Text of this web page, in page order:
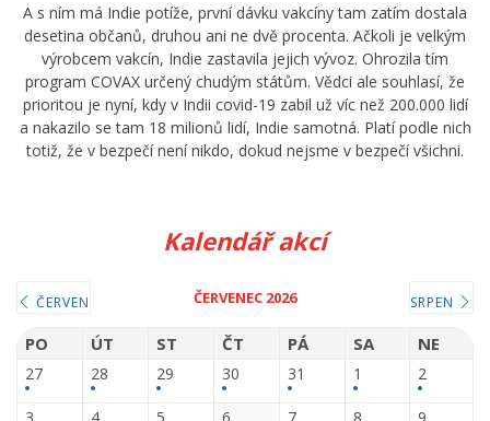
A s ním má Indie potíže, první dávku vakcíny tam zatím dostala
desetina občanů, druhou ani ne dvě procenta. Ačkoli je velkým
výrobcem vakcín, Indie zastavila jejich vývoz. Ohrozila tím
program COVAX určený chudým státům. Vědci ale souhlasí, že
prioritou je nyní, kdy v Indii covid-19 zabil už víc než 200.000 lidí
a nakazilo se tam 18 milionů lidí, Indie samotná. Platí podle nich
totiž, že v bezpečí není nikdo, dokud nejsme v bezpečí všichni.
Kalendář akcí
ČERVEN ČERVENEC 2026 SRPEN
PO ÚT ST ČT PÁ SA NE
27 28 29 30 31 1 2